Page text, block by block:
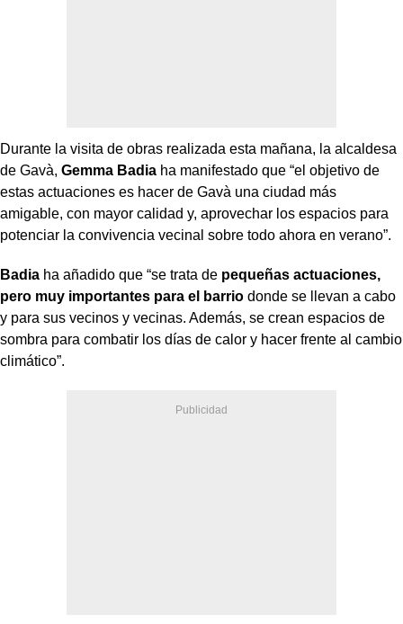
Durante la visita de obras realizada esta mañana, la alcaldesa
de Gavà, Gemma Badia ha manifestado que “el objetivo de
estas actuaciones es hacer de Gavà una ciudad más
amigable, con mayor calidad y, aprovechar los espacios para
potenciar la convivencia vecinal sobre todo ahora en verano”.
Badia ha añadido que “se trata de pequeñas actuaciones,
pero muy importantes para el barrio donde se llevan a cabo
y para sus vecinos y vecinas. Además, se crean espacios de
sombra para combatir los días de calor y hacer frente al cambio
climático”.